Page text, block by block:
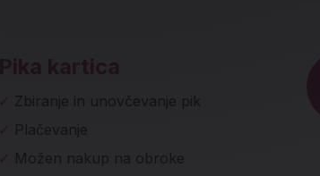
Pika kartica
✓
Zbiranje in unovčevanje pik
✓
Plačevanje
✓
Možen nakup na obroke